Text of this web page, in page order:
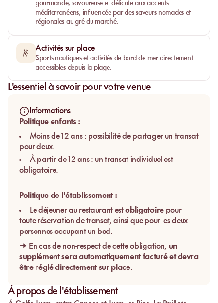
gourmande, savoureuse et délicate aux accents
méditerranéens, influencée par des saveurs nomades et
régionales au gré du marché.
Activités sur place
Sports nautiques et activités de bord de mer directement
accessibles depuis la plage.
L'essentiel à savoir pour votre venue
Informations
Politique enfants :
Moins de 12 ans : possibilité de partager un transat
pour deux.
À partir de 12 ans : un transat individuel est
obligatoire.
Politique de l'établissement :
Le déjeuner au restaurant estobligatoirepour
toute réservation de transat, ainsi que pour les deux
personnes occupant un bed.
→ En cas de non-respect de cette obligation, un
supplément sera automatiquement facturé et devra
être réglé directement sur place.
À propos de l'établissement